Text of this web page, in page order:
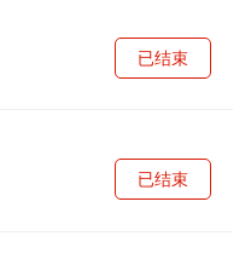
已结束
已结束